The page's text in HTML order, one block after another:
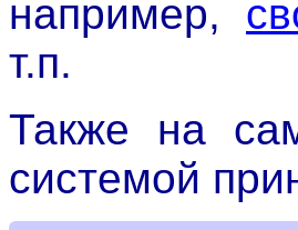
например,
т.п.
Также на
системой